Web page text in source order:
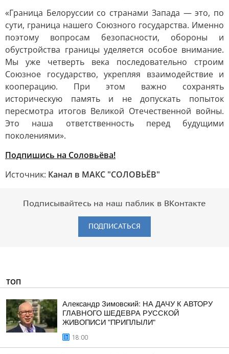
«Граница Белоруссии со странами Запада — это, по
сути, граница нашего Союзного государства. Именно
поэтому вопросам безопасности, обороны и
обустройства границы уделяется особое внимание.
Мы уже четверть века последовательно строим
Союзное государство, укрепляя взаимодействие и
кооперацию. При этом важно сохранять
историческую память и не допускать попыток
пересмотра итогов Великой Отечественной войны.
Это наша ответственность перед будущими
поколениями».
Подпишись на Соловьёва!
Источник: Канал в МАКС "СОЛОВЬЁВ"
Подписывайтесь на наш паблик в ВКонтакте
ПОДПИСАТЬСЯ
ТОП
Александр Зимовский: НА ДАЧУ К АВТОРУ
ГЛАВНОГО ШЕДЕВРА РУССКОЙ
ЖИВОПИСИ "ПРИПЛЫЛИ"
18:00